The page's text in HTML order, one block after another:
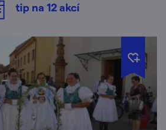
tip na 12akcí